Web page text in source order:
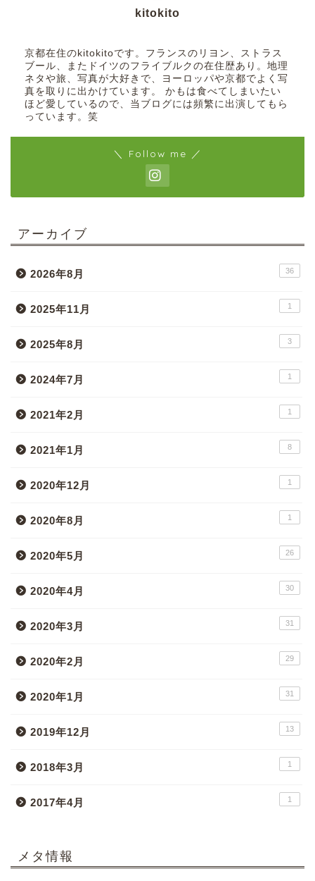
kitokito
京都在住のkitokitoです。フランスのリヨン、ストラス
ブール、またドイツのフライブルクの在住歴あり。地理
ネタや旅、写真が大好きで、ヨーロッパや京都でよく写
真を取りに出かけています。 かもは食べてしまいたい
ほど愛しているので、当ブログには頻繁に出演してもら
っています。笑
＼ Follow me ／
アーカイブ
2026年8月 36
2025年11月 1
2025年8月 3
2024年7月 1
2021年2月 1
2021年1月 8
2020年12月 1
2020年8月 1
2020年5月 26
2020年4月 30
2020年3月 31
2020年2月 29
2020年1月 31
2019年12月 13
2018年3月 1
2017年4月 1
メタ情報